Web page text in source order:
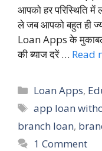
आपको हर परिस्थिति
ले जब आपको बहुत ही
Loan Apps के मुकाबले
की ब्याज दरें … Read
Loan Apps,
app loan
branch loan,
1 Comment